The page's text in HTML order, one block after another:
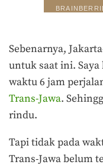
Sebenarnya,
untuk saat ini.
waktu 6 jam
Trans-Jawa.
rindu.
Tapi tidak pada
Trans-Jawa belum